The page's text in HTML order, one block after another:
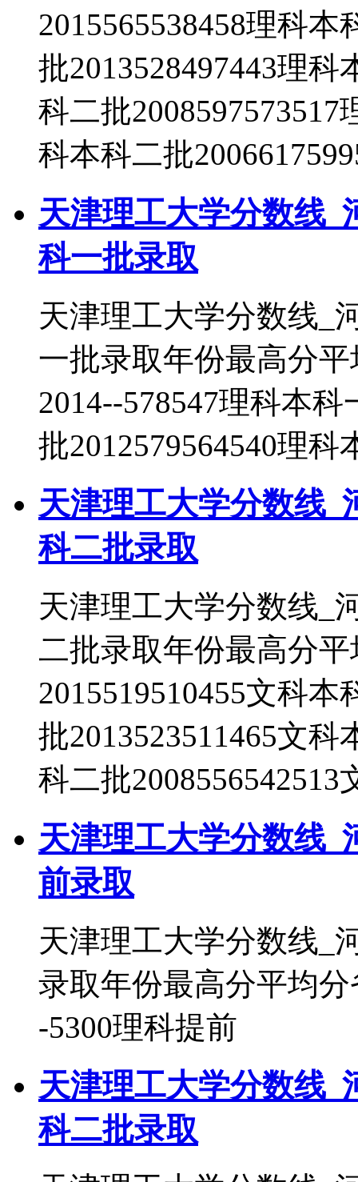
2015565538458理科
批2013528497443理科
科二批2008597573517
科本科二批
天津理工大学分数线_
科一批录取
天津理工大学分数线_
一批录取年份最高分
2014--578547理科本
批2012579564540理科
天津理工大学分数线_
科二批录取
天津理工大学分数线_
二批录取年份最高分
2015519510455文科
批2013523511465文科
科二批2008556542513
天津理工大学分数线_
前录取
天津理工大学分数线_
录取年份最高分平均
-5300理科提前
天津理工大学分数线_
科二批录取